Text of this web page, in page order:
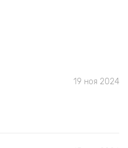
19 ноя 2024